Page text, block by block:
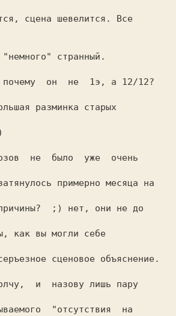
сцена шевелится. Все
почему  он  не  1э, а 12/12?
разминка старых
примерно месяца на
;) нет, они не до
как вы могли себе
сценовое объяснение.
и  назову лишь пару
"отсутствия  на